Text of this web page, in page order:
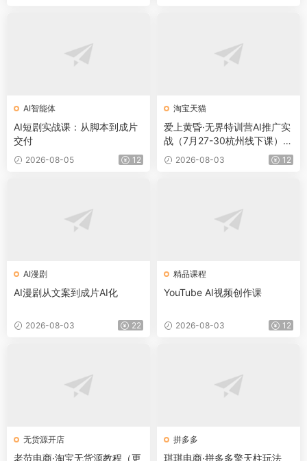
AI智能体
AI短剧实战课：从脚本到成片
交付
2026-08-05 12
淘宝天猫
爱上黄昏·无界特训营AI推广实
战（7月27-30杭州线下课）
【音频+字幕+pdf】
2026-08-03 12
AI漫剧
AI漫剧从文案到成片AI化
2026-08-03 22
精品课程
YouTube AI视频创作课
2026-08-03 12
无货源开店
老范电商·淘宝无货源教程（更
拼多多
琪琪电商·拼多多擎天柱玩法